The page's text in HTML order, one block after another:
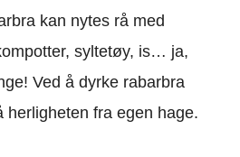
kan nytes rå med
syltetøy, is… ja,
Ved å dyrke rabarbra
herligheten fra egen hage.